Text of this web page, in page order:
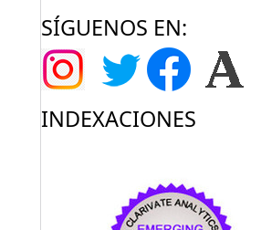
SÍGUENOS EN:
INDEXACIONES